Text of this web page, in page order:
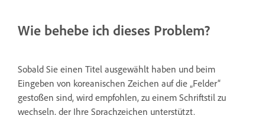
Wie behebe ich dieses Problem?
Sobald Sie einen Titel ausgewählt haben und beim
Eingeben von koreanischen Zeichen auf die „Felder“
gestoßen sind, wird empfohlen, zu einem Schriftstil zu
wechseln, der Ihre Sprachzeichen unterstützt.